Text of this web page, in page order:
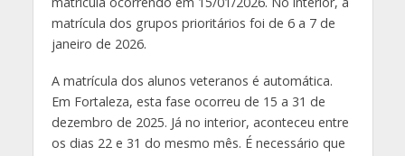
matrícula dos grupos prioritários foi de 6 a 7 de
janeiro de 2026.
A matrícula dos alunos veteranos é automática.
Em Fortaleza, esta fase ocorreu de 15 a 31 de
dezembro de 2025. Já no interior, aconteceu entre
os dias 22 e 31 do mesmo mês. É necessário que